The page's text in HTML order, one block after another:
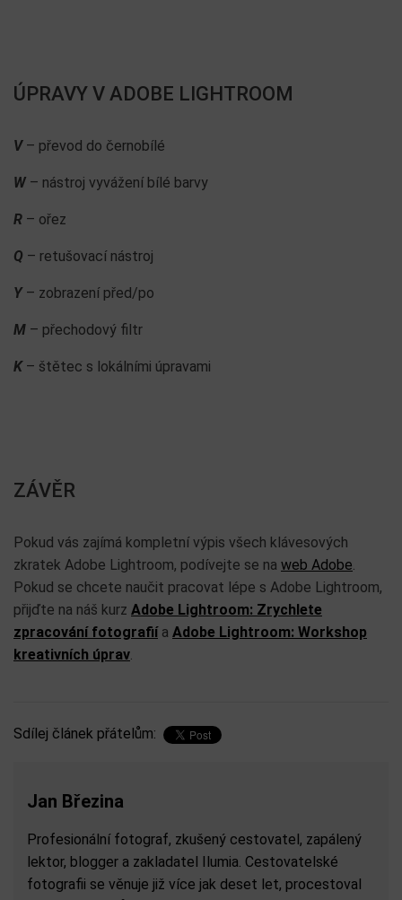
ÚPRAVY V ADOBE LIGHTROOM
V– převod do černobílé
W – nástroj vyvážení bílé barvy
R – ořez
Q – retušovací nástroj
Y– zobrazení před/po
M – přechodový filtr
K– štětec s lokálními úpravami
ZÁVĚR
Pokud vás zajímá kompletní výpis všech klávesových
zkratek Adobe Lightroom, podívejte se na web Adobe.
Pokud se chcete naučit pracovat lépe s Adobe Lightroom,
přijďte na náš kurz Adobe Lightroom: Zrychlete
zpracování fotografiía Adobe Lightroom: Workshop
kreativních úprav.
Sdílej článek přátelům:
Jan Březina
Profesionální fotograf, zkušený cestovatel, zapálený
lektor, blogger a zakladatel Ilumia. Cestovatelské
fotografii se věnuje již více jak deset let, procestoval